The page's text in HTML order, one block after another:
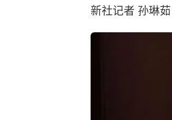
新社记者 孙琳